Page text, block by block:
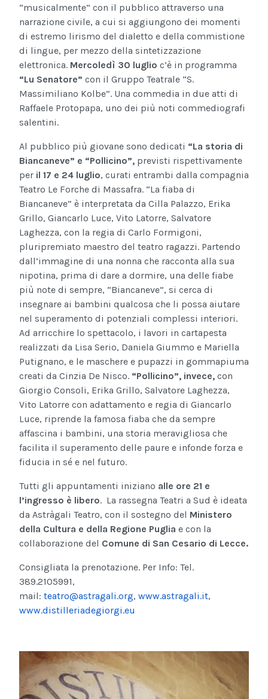
“musicalmente” con il pubblico attraverso una
narrazione civile, a cui si aggiungono dei momenti
di estremo lirismo del dialetto e della commistione
di lingue, per mezzo della sintetizzazione
elettronica. Mercoledì 30 luglio c’è in programma
“Lu Senatore” con il Gruppo Teatrale “S.
Massimiliano Kolbe”. Una commedia in due atti di
Raffaele Protopapa, uno dei più noti commediografi
salentini.
Al pubblico più giovane sono dedicati “La storia di
Biancaneve” e “Pollicino”, previsti rispettivamente
per il 17 e 24 luglio, curati entrambi dalla compagnia
Teatro Le Forche di Massafra. “La fiaba di
Biancaneve” è interpretata da Cilla Palazzo, Erika
Grillo, Giancarlo Luce, Vito Latorre, Salvatore
Laghezza, con la regia di Carlo Formigoni,
pluripremiato maestro del teatro ragazzi. Partendo
dall’immagine di una nonna che racconta alla sua
nipotina, prima di dare a dormire, una delle fiabe
più note di sempre, “Biancaneve”, si cerca di
insegnare ai bambini qualcosa che li possa aiutare
nel superamento di potenziali complessi interiori.
Ad arricchire lo spettacolo, i lavori in cartapesta
realizzati da Lisa Serio, Daniela Giummo e Mariella
Putignano, e le maschere e pupazzi in gommapiuma
creati da Cinzia De Nisco. “Pollicino”, invece, con
Giorgio Consoli, Erika Grillo, Salvatore Laghezza,
Vito Latorre con adattamento e regia di Giancarlo
Luce, riprende la famosa fiaba che da sempre
affascina i bambini, una storia meravigliosa che
facilita il superamento delle paure e infonde forza e
fiducia in sé e nel futuro.
Tutti gli appuntamenti iniziano alle ore 21 e
l’ingresso è libero. La rassegna Teatri a Sud è ideata
da Astràgali Teatro, con il sostegno del Ministero
della Cultura e della Regione Puglia e con la
collaborazione del Comune di San Cesario di Lecce.
Consigliata la prenotazione. Per Info: Tel.
389.2105991,
mail: teatro@astragali.org, www.astragali.it,
www.distilleriadegiorgi.eu